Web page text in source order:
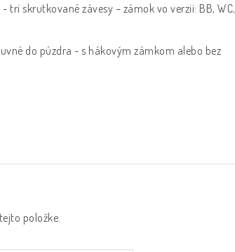
- tri skrutkované závesy – zámok vo verzii: BB, WC,
do púzdra - s hákovým zámkom alebo bez
položke.